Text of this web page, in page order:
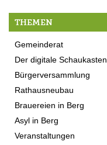
THEMEN
Gemeinderat
Der digitale Schaukasten
Bürgerversammlung
Rathausneubau
Brauereien in Berg
Asyl in Berg
Veranstaltungen